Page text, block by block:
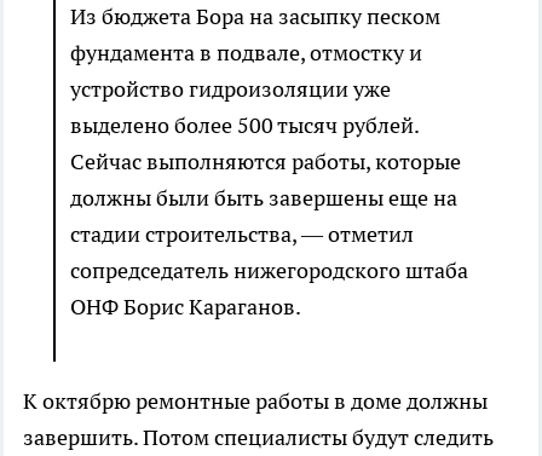
Из бюджета Бора на засыпку песком
фундамента в подвале, отмостку и
устройство гидроизоляции уже
выделено более 500 тысяч рублей.
Сейчас выполняются работы, которые
должны были быть завершены еще на
стадии строительства, — отметил
сопредседатель нижегородского штаба
ОНФ Борис Караганов.
К октябрю ремонтные работы в доме должны
завершить. Потом специалисты будут следить